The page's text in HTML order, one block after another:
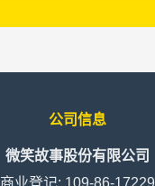
公司信息
微笑故事股份有限公司
商业登记: 109-86-17229